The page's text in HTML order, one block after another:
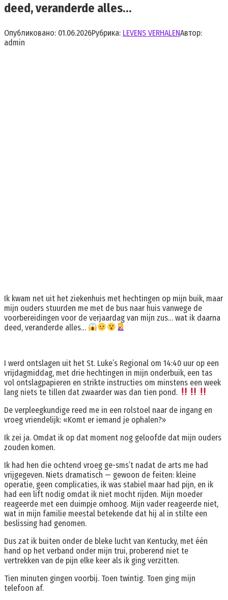
deed, veranderde alles…
Опубликовано: 01.06.2026Рубрика: LEVENS VERHALENАвтор:
admin
Ik kwam net uit het ziekenhuis met hechtingen op mijn buik, maar
mijn ouders stuurden me met de bus naar huis vanwege de
voorbereidingen voor de verjaardag van mijn zus… wat ik daarna
deed, veranderde alles…
I werd ontslagen uit het St. Luke’s Regional om 14:40 uur op een
vrijdagmiddag, met drie hechtingen in mijn onderbuik, een tas
vol ontslagpapieren en strikte instructies om minstens een week
lang niets te tillen dat zwaarder was dan tien pond.
De verpleegkundige reed me in een rolstoel naar de ingang en
vroeg vriendelijk: «Komt er iemand je ophalen?»
Ik zei ja. Omdat ik op dat moment nog geloofde dat mijn ouders
zouden komen.
Ik had hen die ochtend vroeg ge-sms’t nadat de arts me had
vrijgegeven. Niets dramatisch — gewoon de feiten: kleine
operatie, geen complicaties, ik was stabiel maar had pijn, en ik
had een lift nodig omdat ik niet mocht rijden. Mijn moeder
reageerde met een duimpje omhoog. Mijn vader reageerde niet,
wat in mijn familie meestal betekende dat hij al in stilte een
beslissing had genomen.
Dus zat ik buiten onder de bleke lucht van Kentucky, met één
hand op het verband onder mijn trui, proberend niet te
vertrekken van de pijn elke keer als ik ging verzitten.
Tien minuten gingen voorbij. Toen twintig. Toen ging mijn
telefoon af.